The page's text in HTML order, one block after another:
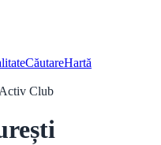
CăutareHartă
Activ Club